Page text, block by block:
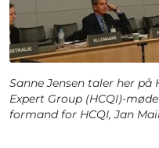
Sanne Jensen taler her
Expert Group (HCQI)-
formand for HCQI, Jan